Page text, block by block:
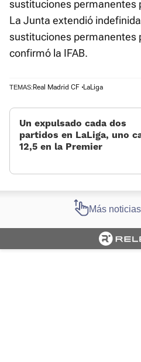
sustituciones permanentes
La Junta extendió
sustituciones permanentes
confirmó la IFAB.
TEMAS: Real Madrid CF LaLiga
Un expulsado cada dos
partidos en LaLiga, uno
12,5 en la Premier
Más